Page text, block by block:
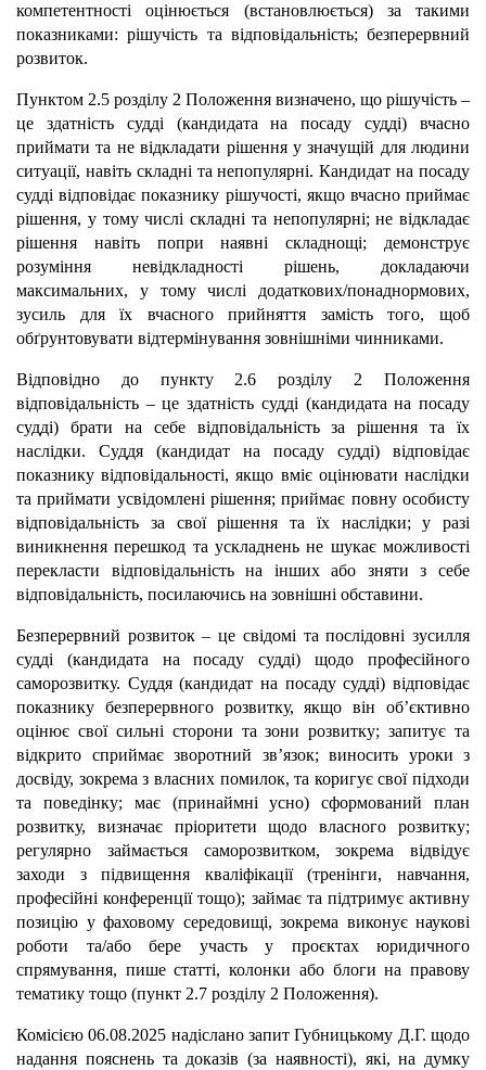
компетентності оцінюється (встановлюється) за такими
показниками: рішучість та відповідальність; безперервний
розвиток.
Пунктом 2.5 розділу 2 Положення визначено, що рішучість –
це здатність судді (кандидата на посаду судді) вчасно
приймати та не відкладати рішення у значущій для людини
ситуації, навіть складні та непопулярні. Кандидат на посаду
судді відповідає показнику рішучості, якщо вчасно приймає
рішення, у тому числі складні та непопулярні; не відкладає
рішення навіть попри наявні складнощі; демонструє
розуміння невідкладності рішень, докладаючи
максимальних, у тому числі додаткових/понаднормових,
зусиль для їх вчасного прийняття замість того, щоб
обґрунтовувати відтермінування зовнішніми чинниками.
Відповідно до пункту 2.6 розділу 2 Положення
відповідальність – це здатність судді (кандидата на посаду
судді) брати на себе відповідальність за рішення та їх
наслідки. Суддя (кандидат на посаду судді) відповідає
показнику відповідальності, якщо вміє оцінювати наслідки
та приймати усвідомлені рішення; приймає повну особисту
відповідальність за свої рішення та їх наслідки; у разі
виникнення перешкод та ускладнень не шукає можливості
перекласти відповідальність на інших або зняти з себе
відповідальність, посилаючись на зовнішні обставини.
Безперервний розвиток – це свідомі та послідовні зусилля
судді (кандидата на посаду судді) щодо професійного
саморозвитку. Суддя (кандидат на посаду судді) відповідає
показнику безперервного розвитку, якщо він об’єктивно
оцінює свої сильні сторони та зони розвитку; запитує та
відкрито сприймає зворотний зв’язок; виносить уроки з
досвіду, зокрема з власних помилок, та коригує свої підходи
та поведінку; має (принаймні усно) сформований план
розвитку, визначає пріоритети щодо власного розвитку;
регулярно займається саморозвитком, зокрема відвідує
заходи з підвищення кваліфікації (тренінги, навчання,
професійні конференції тощо); займає та підтримує активну
позицію у фаховому середовищі, зокрема виконує наукові
роботи та/або бере участь у проєктах юридичного
спрямування, пише статті, колонки або блоги на правову
тематику тощо (пункт 2.7 розділу 2 Положення).
Комісією 06.08.2025 надіслано запит Губницькому Д.Г. щодо
надання пояснень та доказів (за наявності), які, на думку